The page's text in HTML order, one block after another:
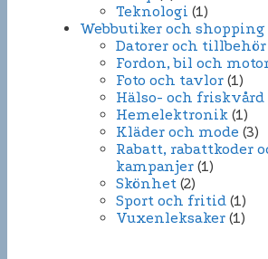
Teknologi (1)
Webbutiker och shopping
Datorer och tillbehör
Fordon, bil och
Foto och tavlor (1)
Hälso- och friskvård
Hemelektronik (1)
Kläder och mode (3)
Rabatt, rabattkoder
kampanjer (1)
Skönhet (2)
Sport och fritid (1)
Vuxenleksaker (1)